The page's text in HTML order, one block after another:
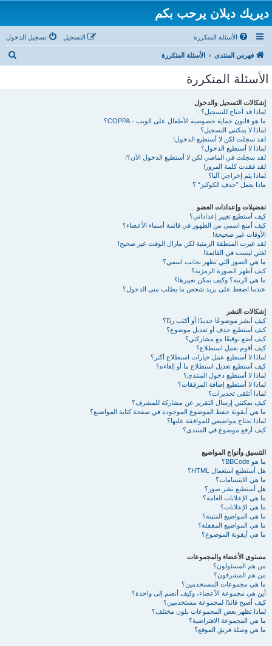
ديريك ديلان يرحب بكم
الأسئلة المتكررة تسجيل الدخول التسجيل
فهرس المنتدى الأسئلة المتكررة
الأسئلة المتكررة
إشكالات التسجيل والدخول
لماذا قد أحتاج للتسجيل؟
ما هو قانون حماية خصوصية الأطفال على الويب - COPPA؟
لماذا لا يمكنني التسجيل؟
لقد سجلت لكن لا أستطيع الدخول!
لماذا لا أستطيع الدخول؟
لقد سجلت في الماضي لكن لا أستطيع الدخول الآن؟!
لقد فقدت كلمة المرور!
لماذا يتم إخراجي آليا؟
ماذا يعمل ”حذف الكوكيز“ ؟
تفضيلات وإعدادات العضو
كيف أستطيع تغيير إعداداتي؟
كيف أمنع اسمي من الظهور في قائمة أسماء الأعضاء؟
الأوقات غير صحيحة!
لقد غيرت المنطقة الزمنية لكن مازال الوقت غير صحيح!
لغتي ليست في القائمة!
ما هي الصور التي تظهر بجانب اسمي؟
كيف أظهر الصورة الرمزية؟
ما هي الرتبة؟ وكيف يمكن تغييرها؟
عندما اضغط على بريد شخص ما يطلب مني الدخول؟
إشكالات النشر
كيف أنشر موضوعًا جديدًا أو أكتب ردًا؟
كيف أستطيع حذف أو تعديل موضوع؟
كيف أضع توقيعًا مع مشاركتي؟
كيف أقوم بعمل استطلاع؟
لماذا لا أستطيع عمل خيارات استطلاع أكثر؟
كيف أستطيع تعديل استطلاع ما أو إلغاءه؟
لماذا لا أستطيع دخول المنتدى؟
لماذا لا أستطيع إضافة المرفقات؟
لماذا أتلقى تحذيرات؟
كيف يمكنني إرسال التقرير عن مشاركة للمشرف؟
ما هي أيقونة حفظ الموضوع الموجودة في صفحة كتابة المواضيع؟
لماذا تحتاج مواضيعي للموافقة عليها؟
كيف أرفع موضوع في المنتدى؟
التنسيق وأنواع المواضيع
ما هو BBCode؟
هل أستطيع استعمال HTML؟
ما هي الابتسامات؟
هل أستطيع نشر صور؟
ما هي الإعلانات العامة؟
ما هي الإعلانات؟
ما هي المواضيع المثبتة؟
ما هي المواضيع المقفلة؟
ما هي أيقونة الموضوع؟
مستوى الأعضاء والمجموعات
من هم المسئولون؟
من هم المشرفون؟
ما هي مجموعات المستخدمين؟
أين هي مجموعة الأعضاء، وكيف أنضم إلى واحدة؟
كيف أصبح قائدًا لمجموعة مستخدمين؟
لماذا تظهر بعض المجموعات بلون مختلف؟
ما هي المجموعة الافتراضية؟
ما هي وصلة فريق الموقع؟